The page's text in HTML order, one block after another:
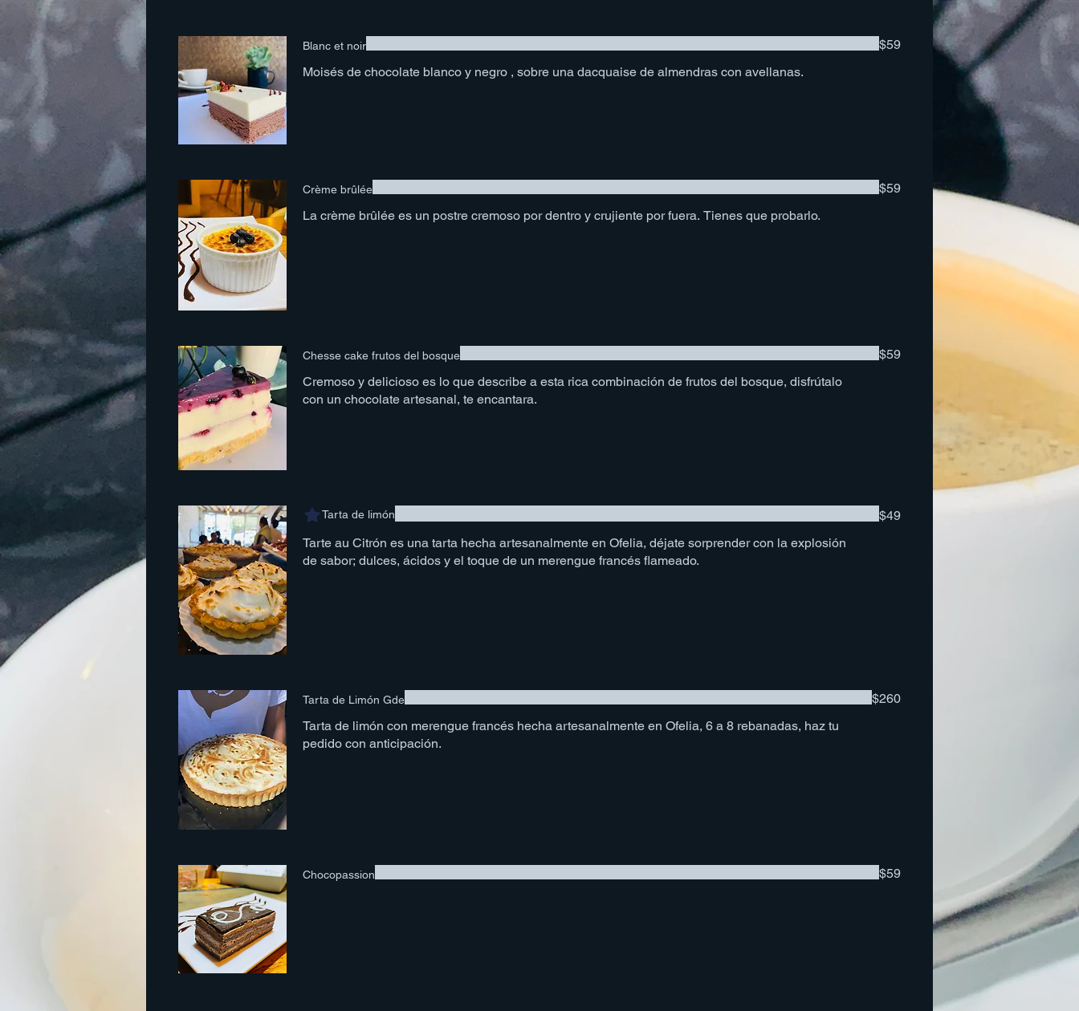
Blanc et noir
Moisés de chocolate blanco y negro , sobre una dacquaise de almendras con avellanas.
$59
Crème brûlée
La crème brûlée es un postre cremoso por dentro y crujiente por fuera. Tienes que probarlo.
$59
Chesse cake frutos del bosque
Cremoso y delicioso es lo que describe a esta rica combinación de frutos del bosque, disfrútalo
con un chocolate artesanal, te encantara.
$59
Tarta de limón
Tarte au Citrón es una tarta hecha artesanalmente en Ofelia, déjate sorprender con la explosión
de sabor; dulces, ácidos y el toque de un merengue francés flameado.
$49
Tarta de Limón Gde
Tarta de limón con merengue francés hecha artesanalmente en Ofelia, 6 a 8 rebanadas, haz tu
pedido con anticipación.
$260
Chocopassion $59